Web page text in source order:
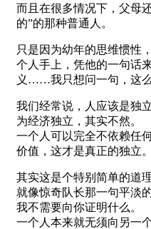
而且在很多情况下，父母
的”的那种普通人。
只是因为幼年的思维惯性
个人手上，凭他的一句话
义……我只想问一句，这
我们经常说，人应该是独
为经济独立，其实不然。
一个人可以完全不依赖任
价值，这才是真正的独立。
其实这是个特别简单的道
就像惊奇队长那一句平淡
我不需要向你证明什么。
一个人本来就无须向另一